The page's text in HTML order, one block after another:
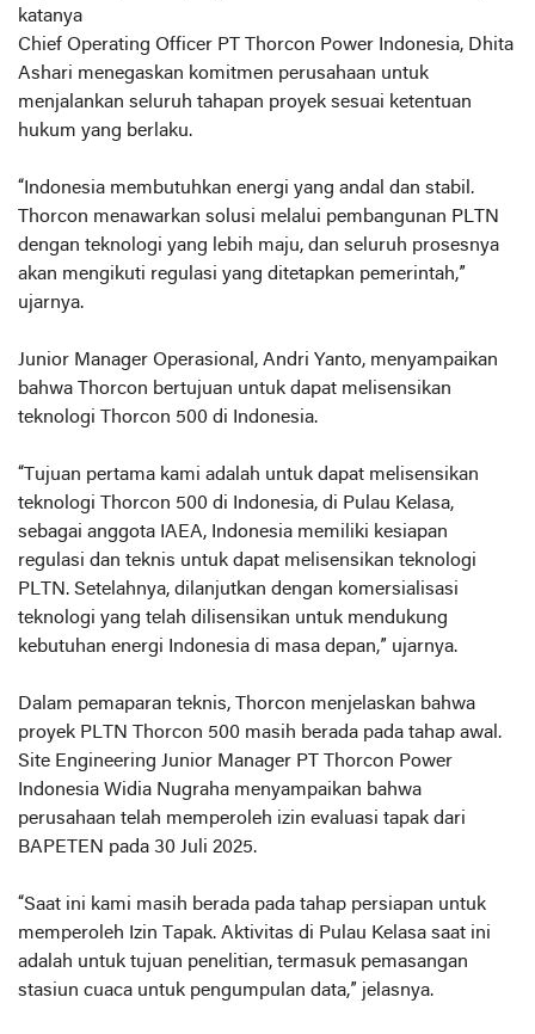
katanya
Chief Operating Officer PT Thorcon Power Indonesia, Dhita
Ashari menegaskan komitmen perusahaan untuk
menjalankan seluruh tahapan proyek sesuai ketentuan
hukum yang berlaku.
“Indonesia membutuhkan energi yang andal dan stabil.
Thorcon menawarkan solusi melalui pembangunan PLTN
dengan teknologi yang lebih maju, dan seluruh prosesnya
akan mengikuti regulasi yang ditetapkan pemerintah,”
ujarnya.
Junior Manager Operasional, Andri Yanto, menyampaikan
bahwa Thorcon bertujuan untuk dapat melisensikan
teknologi Thorcon 500 di Indonesia.
“Tujuan pertama kami adalah untuk dapat melisensikan
teknologi Thorcon 500 di Indonesia, di Pulau Kelasa,
sebagai anggota IAEA, Indonesia memiliki kesiapan
regulasi dan teknis untuk dapat melisensikan teknologi
PLTN. Setelahnya, dilanjutkan dengan komersialisasi
teknologi yang telah dilisensikan untuk mendukung
kebutuhan energi Indonesia di masa depan,” ujarnya.
Dalam pemaparan teknis, Thorcon menjelaskan bahwa
proyek PLTN Thorcon 500 masih berada pada tahap awal.
Site Engineering Junior Manager PT Thorcon Power
Indonesia Widia Nugraha menyampaikan bahwa
perusahaan telah memperoleh izin evaluasi tapak dari
BAPETEN pada 30 Juli 2025.
“Saat ini kami masih berada pada tahap persiapan untuk
memperoleh Izin Tapak. Aktivitas di Pulau Kelasa saat ini
adalah untuk tujuan penelitian, termasuk pemasangan
stasiun cuaca untuk pengumpulan data,” jelasnya.